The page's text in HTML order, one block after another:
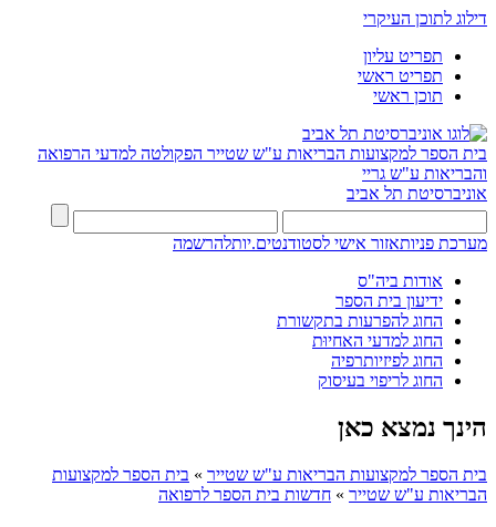
דילוג לתוכן העיקרי
תפריט עליון
תפריט ראשי
תוכן ראשי
בית הספר למקצועות הבריאות ע"ש שטייר הפקולטה למדעי הרפואה
והבריאות ע"ש גריי
אוניברסיטת תל אביב
מערכת פניותאזור אישי לסטודנטים.יותלהרשמה
אודות ביה"ס
ידיעון בית הספר
החוג להפרעות בתקשורת
החוג למדעי האחיוּת
החוג לפיזיותרפיה
החוג לריפוי בעיסוק
הינך נמצא כאן
בית הספר למקצועות הבריאות ע"ש שטייר » בית הספר למקצועות
הבריאות ע"ש שטייר » חדשות בית הספר לרפואה